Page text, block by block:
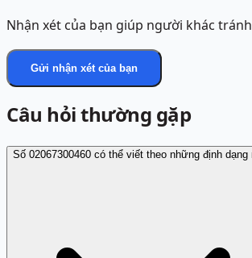
Nhận xét của bạn giúp người khác
Gửi nhận xét của bạn
Câu hỏi thường gặp
Số 02067300460 có thể viết theo những định dạng